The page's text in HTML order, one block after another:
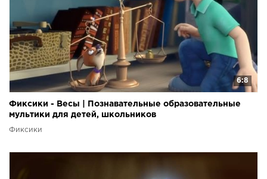
6:8
Фиксики - Весы | Познавательные образовательные
мультики для детей, школьников
Фиксики